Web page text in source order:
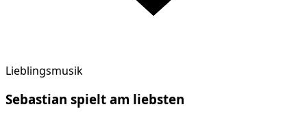
Lieblingsmusik
Sebastian spielt am liebsten